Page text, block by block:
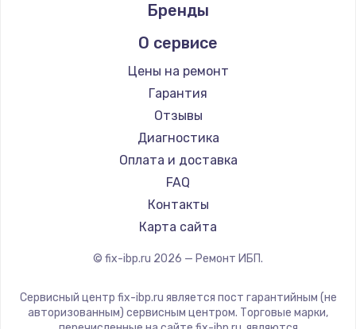
Бренды
О сервисе
Цены на ремонт
Гарантия
Отзывы
Диагностика
Оплата и доставка
FAQ
Контакты
Карта сайта
© fix-ibp.ru 2026 — Ремонт ИБП.
Сервисный центр fix-ibp.ru является пост гарантийным (не
авторизованным) сервисным центром. Торговые марки,